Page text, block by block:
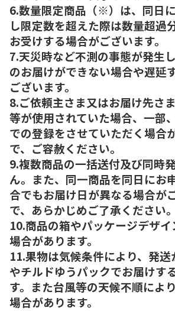
6.数量限定商品（※）は、同日
し限定数を超えた際は数量超過
お受けする場合がございます。
7.天災時など不測の事態が発生
のお届けができない場合や遅延
ございます。
8.ご依頼主さま又はお届け先さ
等が使用されていた場合、一部
での登録をさせていただく場合
で、ご容赦ください。
9.複数商品の一括送付及び同時
ん。また、同一商品を同日にお
合でもお届け日が異なる場合が
で、あらかじめご了承ください。
10.商品の箱やパッケージデザ
場合があります。
11.果物は気候条件により、発送
やチルドゆうパックでお届けす
す。また台風等の天候不順によ
場合があります。